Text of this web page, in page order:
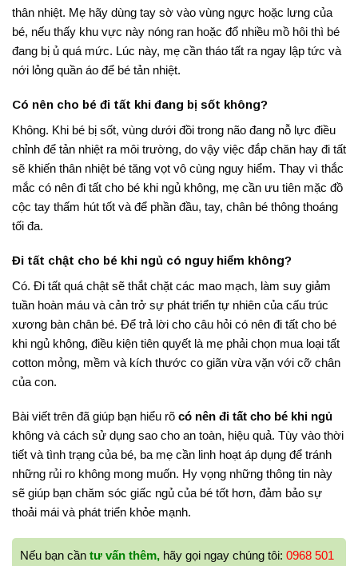
thân nhiệt. Mẹ hãy dùng tay sờ vào vùng ngực hoặc lưng của
bé, nếu thấy khu vực này nóng ran hoặc đổ nhiều mồ hôi thì bé
đang bị ủ quá mức. Lúc này, mẹ cần tháo tất ra ngay lập tức và
nới lỏng quần áo để bé tản nhiệt.
Có nên cho bé đi tất khi đang bị sốt không?
Không. Khi bé bị sốt, vùng dưới đồi trong não đang nỗ lực điều
chỉnh để tản nhiệt ra môi trường, do vậy việc đắp chăn hay đi tất
sẽ khiến thân nhiệt bé tăng vọt vô cùng nguy hiểm. Thay vì thắc
mắc có nên đi tất cho bé khi ngủ không, mẹ cần ưu tiên mặc đồ
cộc tay thấm hút tốt và để phần đầu, tay, chân bé thông thoáng
tối đa.
Đi tất chật cho bé khi ngủ có nguy hiểm không?
Có. Đi tất quá chật sẽ thắt chặt các mao mạch, làm suy giảm
tuần hoàn máu và cản trở sự phát triển tự nhiên của cấu trúc
xương bàn chân bé. Để trả lời cho câu hỏi có nên đi tất cho bé
khi ngủ không, điều kiện tiên quyết là mẹ phải chọn mua loại tất
cotton mỏng, mềm và kích thước co giãn vừa vặn với cỡ chân
của con.
Bài viết trên đã giúp bạn hiểu rõ có nên đi tất cho bé khi ngủ
không và cách sử dụng sao cho an toàn, hiệu quả. Tùy vào thời
tiết và tình trạng của bé, ba mẹ cần linh hoạt áp dụng để tránh
những rủi ro không mong muốn. Hy vọng những thông tin này
sẽ giúp bạn chăm sóc giấc ngủ của bé tốt hơn, đảm bảo sự
thoải mái và phát triển khỏe mạnh.
Nếu bạn cần tư vấn thêm, hãy gọi ngay chúng tôi: 0968 501